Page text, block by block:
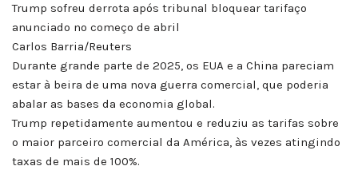
Trump sofreu derrota após tribunal bloquear tarifaço
anunciado no começo de abril
Carlos Barria/Reuters
Durante grande parte de 2025, os EUA e a China pareciam
estar à beira de uma nova guerra comercial, que poderia
abalar as bases da economia global.
Trump repetidamente aumentou e reduziu as tarifas sobre
o maior parceiro comercial da América, às vezes atingindo
taxas de mais de 100%.